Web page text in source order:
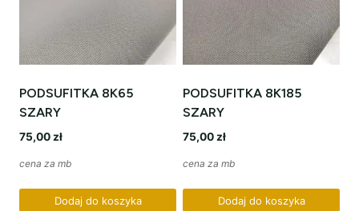
PODSUFITKA 8K65
SZARY
75,00 zł
cena za mb
Dodaj do koszyka
PODSUFITKA 8K185
SZARY
75,00 zł
cena za mb
Dodaj do koszyka